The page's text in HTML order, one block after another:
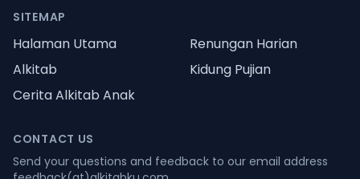
SITEMAP
Halaman Utama
Renungan Harian
Alkitab
Kidung Pujian
Cerita Alkitab Anak
CONTACT US
Send your questions and feedback to our email address